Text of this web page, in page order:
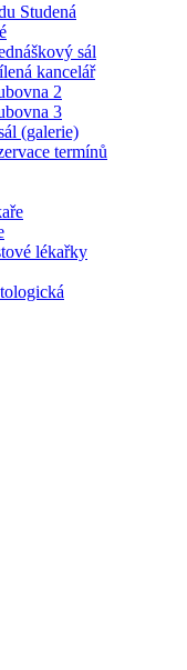
Studená
sál
kancelář
2
3
(galerie)
termínů
lékařky